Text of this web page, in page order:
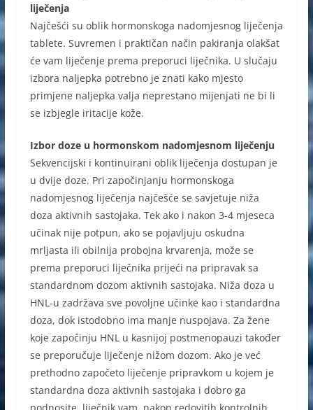
liječenja
Najčešći su oblik hormonskoga nadomjesnog liječenja
tablete. Suvremen i praktičan način pakiranja olakšat
će vam liječenje prema preporuci liječnika. U slučaju
izbora naljepka potrebno je znati kako mjesto
primjene naljepka valja neprestano mijenjati ne bi li
se izbjegle iritacije kože.
Izbor doze u hormonskom nadomjesnom liječenju
Sekvencijski i kontinuirani oblik liječenja dostupan je
u dvije doze. Pri započinjanju hormonskoga
nadomjesnog liječenja najčešće se savjetuje niža
doza aktivnih sastojaka. Tek ako i nakon 3-4 mjeseca
učinak nije potpun, ako se pojavljuju oskudna
mrljasta ili obilnija probojna krvarenja, može se
prema preporuci liječnika prijeći na pripravak sa
standardnom dozom aktivnih sastojaka. Niža doza u
HNL-u zadržava sve povoljne učinke kao i standardna
doza, dok istodobno ima manje nuspojava. Za žene
koje započinju HNL u kasnijoj postmenopauzi također
se preporučuje liječenje nižom dozom. Ako je već
prethodno započeto liječenje pripravkom u kojem je
standardna doza aktivnih sastojaka i dobro ga
podnosite, liječnik vam, nakon redovitih kontrolnih